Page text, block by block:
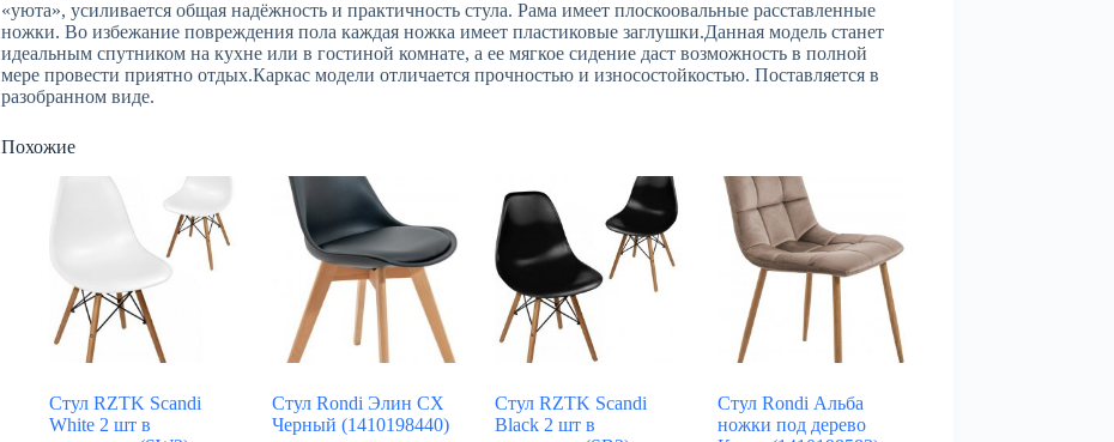
«уюта», усиливается общая надёжность и практичность стула. Рама имеет плоскоовальные расставленные
ножки. Во избежание повреждения пола каждая ножка имеет пластиковые заглушки.Данная модель станет
идеальным спутником на кухне или в гостиной комнате, а ее мягкое сидение даст возможность в полной
мере провести приятно отдых.Каркас модели отличается прочностью и износостойкостью. Поставляется в
разобранном виде.
Похожие
Стул RZTK Scandi
White 2 шт в
Стул Rondi Элин СХ
Черный (1410198440)
Стул RZTK Scandi
Black 2 шт в
Стул Rondi Альба
ножки под дерево